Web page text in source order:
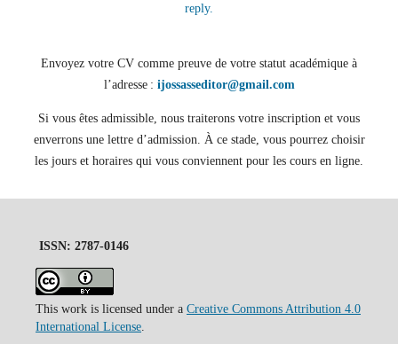
reply.
Envoyez votre CV comme preuve de votre statut académique à
l’adresse : ijossasseditor@gmail.com
Si vous êtes admissible, nous traiterons votre inscription et vous
enverrons une lettre d’admission. À ce stade, vous pourrez choisir
les jours et horaires qui vous conviennent pour les cours en ligne.
ISSN: 2787-0146
This work is licensed under a Creative Commons Attribution 4.0
International License.